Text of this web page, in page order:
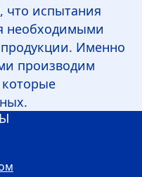
испытания
необходимыми
Именно
производим
которые